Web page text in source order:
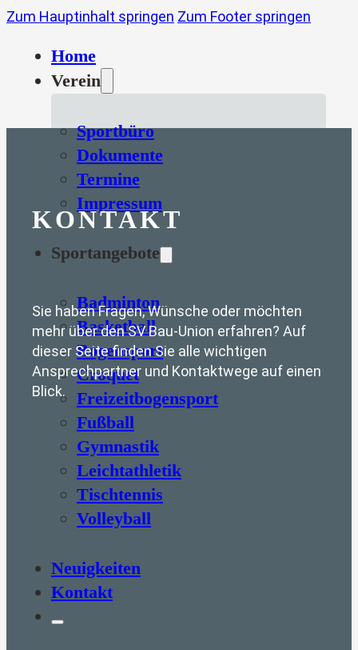
Zum Hauptinhalt springen Zum Footer springen
Home
Verein
Sportbüro
Dokumente
Termine
Impressum
Sportangebote
Badminton
Basketball
Bogensport
Croquet
Freizeitbogensport
Fußball
Gymnastik
Leichtathletik
Tischtennis
Volleyball
Neuigkeiten
Kontakt
KONTAKT
Sie haben Fragen, Wünsche oder möchten
mehr über den SV Bau-Union erfahren? Auf
dieser Seite finden Sie alle wichtigen
Ansprechpartner und Kontaktwege auf einen
Blick.